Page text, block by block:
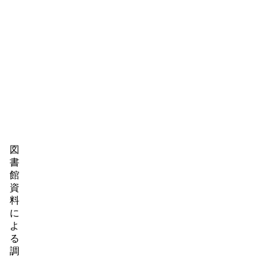
図
書
館
資
料
に
よ
る
調